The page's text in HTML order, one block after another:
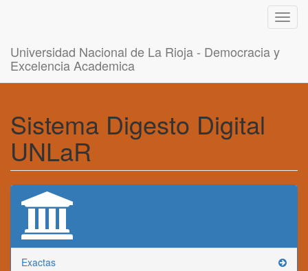
Universidad Nacional de La Rioja - Democracia y
Excelencia Academica
Sistema Digesto Digital
UNLaR
Exactas